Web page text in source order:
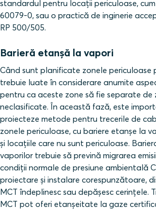
standardul pentru locații periculoase,
60079-0, sau o practică de inginerie
RP 500/505.
Barieră etanșă la vapori
Când sunt planificate zonele periculoase
trebuie luate în considerare anumite
pentru ca aceste zone să fie separate de
neclasificate. În această fază, este
proiecteze metode pentru trecerile de
zonele periculoase, cu bariere etanșe la
și locațiile care nu sunt periculoase.
vaporilor trebuie să prevină migrarea
condiții normale de presiune ambientală
proiectare și instalare corespunzătoare,
MCT îndeplinesc sau depășesc cerințele.
MCT pot oferi etanșeitate la gaze